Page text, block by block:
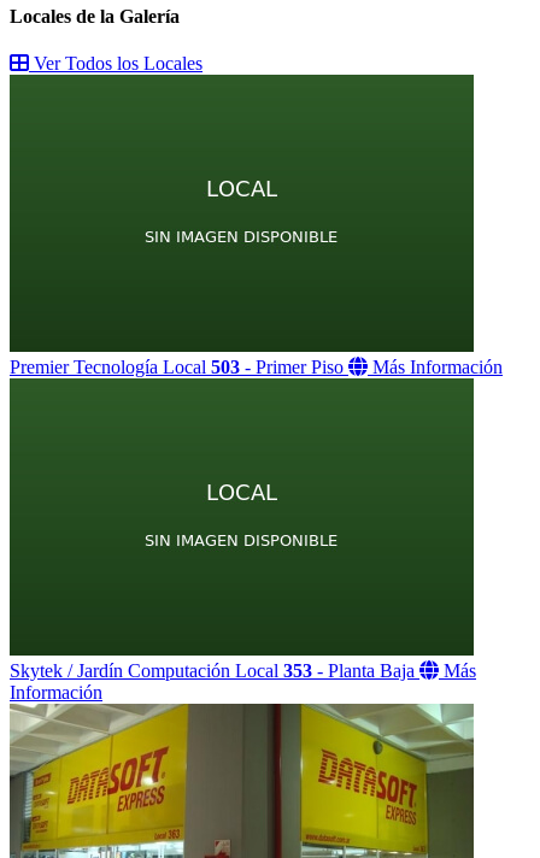
Locales de la Galería
Ver Todos los Locales
Premier Tecnología Local 503 - Primer Piso Más Información
Skytek / Jardín Computación Local 353 - Planta Baja
Más
Información